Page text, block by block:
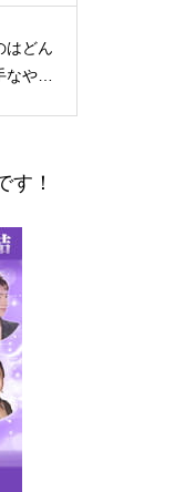
はどん
やり
す！